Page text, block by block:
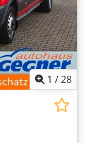
вариант 3
G3-I XM0
Mobilovan с D
1 /28